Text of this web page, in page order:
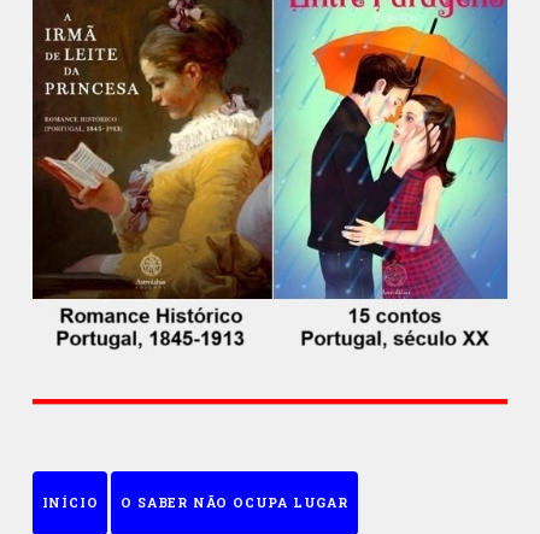
INÍCIO O SABER NÃO OCUPA LUGAR